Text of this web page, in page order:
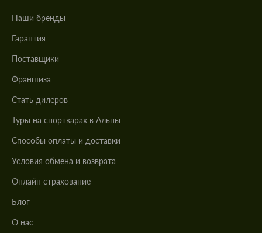
Наши бренды
Гарантия
Поставщики
Франшиза
Стать дилеров
Туры на спорткарах в Альпы
Cпособы оплаты и доставки
Условия обмена и возврата
Онлайн страхование
Блог
О нас